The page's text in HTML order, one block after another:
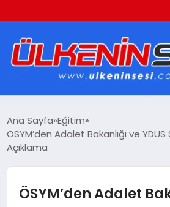
EKONOMI
Ana Sayfa Eğitim
ÖSYM’den Adalet Bakanlığı ve YDUS
Açıklama
ÖSYM’den Adalet